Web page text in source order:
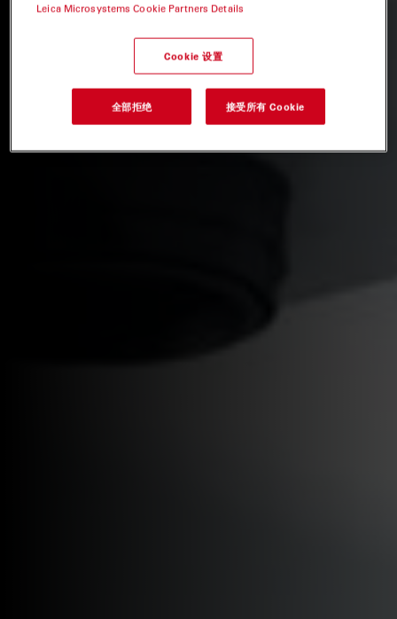
Leica Microsystems Cookie Partners Details
Cookie 设置
全部拒绝 接受所有 Cookie